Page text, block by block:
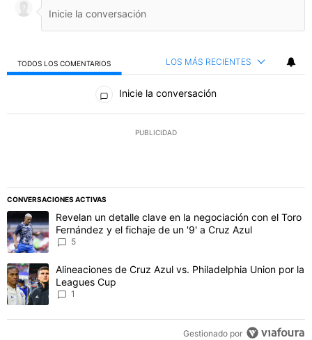
TODOS LOS COMENTARIOS LOS MÁS RECIENTES
Todos los comentarios
Inicie la conversación
PUBLICIDAD
CONVERSACIONES ACTIVAS
Este listado muestra los artículos con más comentarios en los
Un artículo de tendencia con el título "Revelan un detalle clave
Revelan un detalle clave en la negociación con el Toro
Fernández y el fichaje de un '9' a Cruz Azul
5
Un artículo de tendencia con el título "Alineaciones de Cruz Azul
Alineaciones de Cruz Azul vs. Philadelphia Union por la
Leagues Cup
1
Gestionado por